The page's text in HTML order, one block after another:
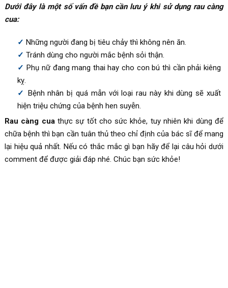
Dưới đây là một số vấn đề bạn cần lưu ý khi sử dụng rau càng
cua:
Những người đang bị tiêu chảy thì không nên ăn.
Tránh dùng cho người mắc bệnh sỏi thận.
Phụ nữ đang mang thai hay cho con bú thì cần phải kiêng
kỵ.
Bệnh nhân bị quá mẫn với loại rau này khi dùng sẽ xuất
hiện triệu chứng của bệnh hen suyễn.
Rau càng cuathực sự tốt cho sức khỏe, tuy nhiên khi dùng để
chữa bệnh thì bạn cần tuân thủ theo chỉ định của bác sĩ để mang
lại hiệu quả nhất. Nếu có thắc mắc gì bạn hãy để lại câu hỏi dưới
comment để được giải đáp nhé. Chúc bạn sức khỏe!